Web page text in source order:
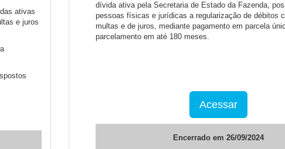
ativas
e juros
dívida ativa pela Secretaria de Estado da Fazenda,
pessoas físicas e jurídicas a regularização de débitos
multas e de juros, mediante pagamento em parcela
parcelamento em até 180 meses.
Acessar
Encerrado em 26/09/2024